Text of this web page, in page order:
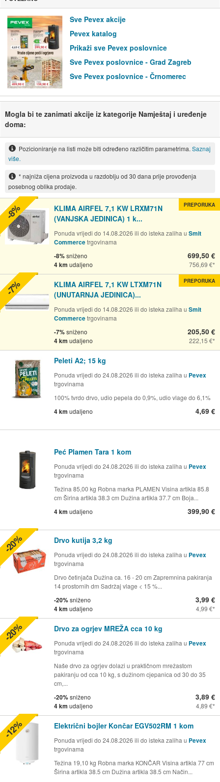
Sve Pevex akcije
Pevex katalog
Prikaži sve Pevex poslovnice
Sve Pevex poslovnice - Grad Zagreb
Sve Pevex poslovnice - Črnomerec
Mogla bi te zanimati akcije iz kategorije Namještaj i uređenje
doma:
Pozicioniranje na listi može biti određeno različitim parametrima. Saznaj
više.
* najniža cijena proizvoda u razdoblju od 30 dana prije provođenja
posebnog oblika prodaje.
KLIMA AIRFEL 7,1 KW LRXM71N
(VANJSKA JEDINICA) 1 k...
Ponuda vrijedi do 14.08.2026 ili do isteka zaliha u Smit
Commercetrgovinama
-8%sniženo
4 km udaljeno
699,50 €
756,69 €
PREPORUKA
-8%
KLIMA AIRFEL 7,1 KW LTXM71N
(UNUTARNJA JEDINICA)...
Ponuda vrijedi do 14.08.2026 ili do isteka zaliha u Smit
Commercetrgovinama
-7%sniženo
4 km udaljeno
205,50 €
222,15 €
PREPORUKA
-7%
Peleti A2; 15 kg
Ponuda vrijedi do 24.08.2026 ili do isteka zaliha u Pevex
trgovinama
100% tvrdo drvo, udio pepela do 0,9%, udio vlage do 6,1%
4 km udaljeno 4,69 €
Peć Plamen Tara 1 kom
Ponuda vrijedi do 24.08.2026 ili do isteka zaliha u Pevex
trgovinama
Težina 85,00 kg Robna marka PLAMEN Visina artikla 85.8
cm Širina artikla 38.3 cm Dužina artikla 37.7 cm Boja...
4 km udaljeno 399,90 €
Drvo kutija 3,2 kg
Ponuda vrijedi do 24.08.2026 ili do isteka zaliha u Pevex
trgovinama
Drvo četinjača Dužina ca. 16 - 20 cm Zapremnina pakiranja
14 prostornih dm Sadržaj vlage < 15 %...
-20%sniženo
4 km udaljeno
3,99 €
4,99 €
-20%
Drvo za ogrjev MREŽA cca 10 kg
Ponuda vrijedi do 24.08.2026 ili do isteka zaliha u Pevex
trgovinama
Naše drvo za ogrjev dolazi u praktičnom mrežastom
pakiranju od cca 10 kg, s dužinom cjepanica od 30 do 35
cm,...
-20%sniženo
4 km udaljeno
3,89 €
4,89 €
-20%
Električni bojler Končar EGV502RM 1 kom
Ponuda vrijedi do 24.08.2026 ili do isteka zaliha u Pevex
trgovinama
Težina 19,10 kg Robna marka KONČAR Visina artikla 77 cm
Širina artikla 38.5 cm Dužina artikla 38.5 cm Način...
-12%